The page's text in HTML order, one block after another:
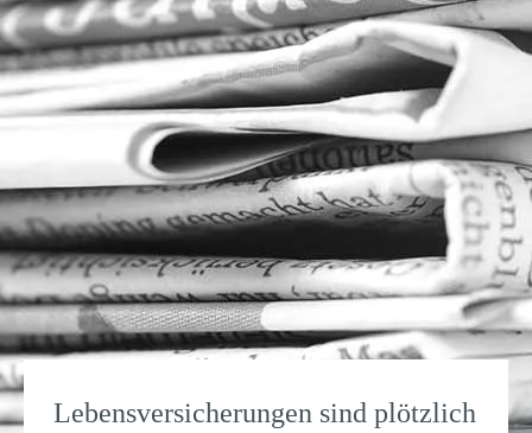
Lebensversicherungen sind plötzlich